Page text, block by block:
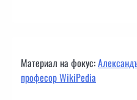
Материал на фокус:
професор WikiPedia